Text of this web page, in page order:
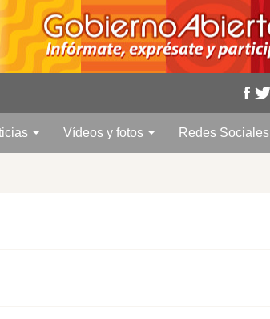
Vídeos y fotos Redes Sociales